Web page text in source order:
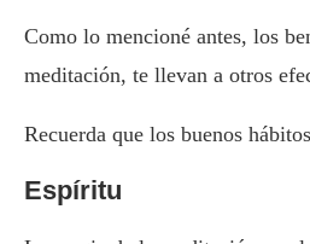
Como lo mencioné antes, los
meditación, te llevan a otros
Recuerda que los buenos
Espíritu